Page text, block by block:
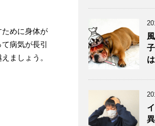
めに身体が
病気が長引
ましょう。